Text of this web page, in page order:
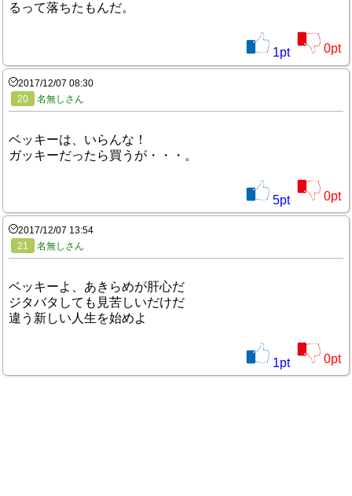
るって落ちたもんだ。
1pt 0pt
2017/12/07 08:30
20
名無しさん
ベッキーは、いらんな！
ガッキーだったら買うが・・・。
5pt 0pt
2017/12/07 13:54
21
名無しさん
ベッキーよ、あきらめが肝心だ
ジタバタしても見苦しいだけだ
違う新しい人生を始めよ
1pt 0pt